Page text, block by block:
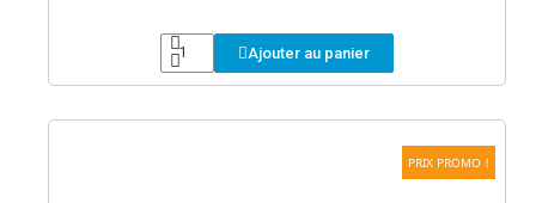
Ajouter au panier
PRIX PROMO !